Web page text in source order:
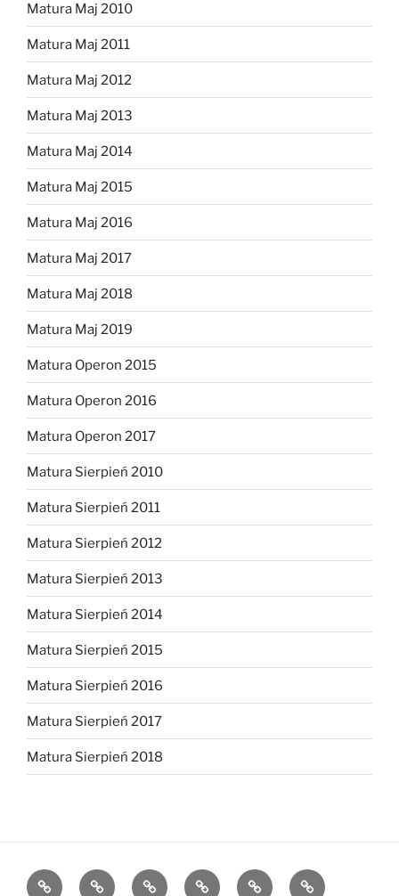
Matura Maj 2010
Matura Maj 2011
Matura Maj 2012
Matura Maj 2013
Matura Maj 2014
Matura Maj 2015
Matura Maj 2016
Matura Maj 2017
Matura Maj 2018
Matura Maj 2019
Matura Operon 2015
Matura Operon 2016
Matura Operon 2017
Matura Sierpień 2010
Matura Sierpień 2011
Matura Sierpień 2012
Matura Sierpień 2013
Matura Sierpień 2014
Matura Sierpień 2015
Matura Sierpień 2016
Matura Sierpień 2017
Matura Sierpień 2018
Strona Dlaczego
O
Opinie Kontakt Chce